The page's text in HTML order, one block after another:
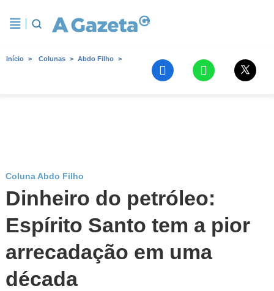
Início Colunas Abdo Filho
Coluna Abdo Filho
Dinheiro do petróleo:
Espírito Santo tem a pior
arrecadação em uma
década